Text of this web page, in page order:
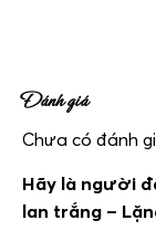
Đánh giá
Chưa có đánh
Hãy là người
lan trắng –